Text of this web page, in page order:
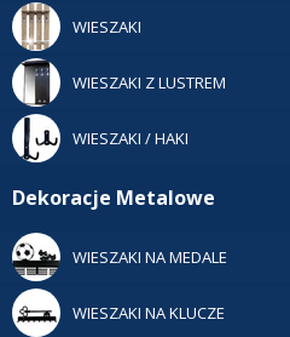
WIESZAKI
WIESZAKI Z LUSTREM
WIESZAKI / HAKI
Dekoracje Metalowe
WIESZAKI NA MEDALE
WIESZAKI NA KLUCZE